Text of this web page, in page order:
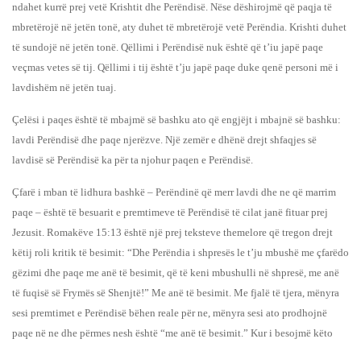
ndahet kurrë prej vetë Krishtit dhe Perëndisë. Nëse dëshirojmë që paqja të
mbretërojë në jetën tonë, aty duhet të mbretërojë vetë Perëndia. Krishti duhet
të sundojë në jetën tonë. Qëllimi i Perëndisë nuk është që t’iu japë paqe
veçmas vetes së tij. Qëllimi i tij është t’ju japë paqe duke qenë personi më i
lavdishëm në jetën tuaj.
Çelësi i paqes është të mbajmë së bashku ato që engjëjt i mbajnë së bashku:
lavdi Perëndisë dhe paqe njerëzve. Një zemër e dhënë drejt shfaqjes së
lavdisë së Perëndisë ka për ta njohur paqen e Perëndisë.
Çfarë i mban të lidhura bashkë – Perëndinë që merr lavdi dhe ne që marrim
paqe – është të besuarit e premtimeve të Perëndisë të cilat janë fituar prej
Jezusit. Romakëve 15:13 është një prej teksteve themelore që tregon drejt
këtij roli kritik të besimit: “Dhe Perëndia i shpresës le t’ju mbushë me çfarëdo
gëzimi dhe paqe me anë të besimit, që të keni mbushulli në shpresë, me anë
të fuqisë së Frymës së Shenjtë!” Me anë të besimit. Me fjalë të tjera, mënyra
sesi premtimet e Perëndisë bëhen reale për ne, mënyra sesi ato prodhojnë
paqe në ne dhe përmes nesh është “me anë të besimit.” Kur i besojmë këto